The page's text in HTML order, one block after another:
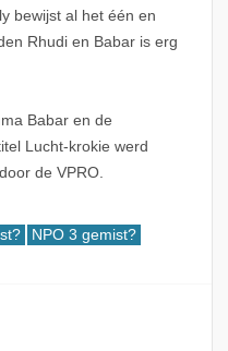
bewijst al het één en
Rhudi en Babar is erg
Babar en de
Lucht-krokie werd
de VPRO.
NPO 3 gemist?